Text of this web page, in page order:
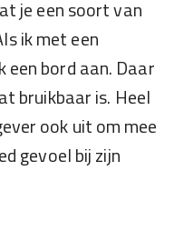
je een soort van
ik met een
een bord aan. Daar
bruikbaar is. Heel
ook uit om mee
gevoel bij zijn